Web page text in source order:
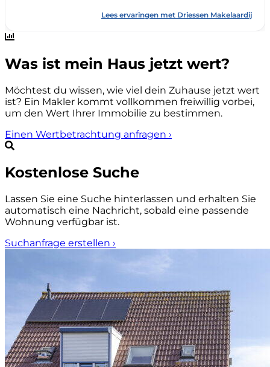
Was ist mein Haus jetzt wert?
Möchtest du wissen, wie viel dein Zuhause jetzt wert
ist? Ein Makler kommt vollkommen freiwillig vorbei,
um den Wert Ihrer Immobilie zu bestimmen.
Einen Wertbetrachtung anfragen ›
Kostenlose Suche
Lassen Sie eine Suche hinterlassen und erhalten Sie
automatisch eine Nachricht, sobald eine passende
Wohnung verfügbar ist.
Suchanfrage erstellen ›